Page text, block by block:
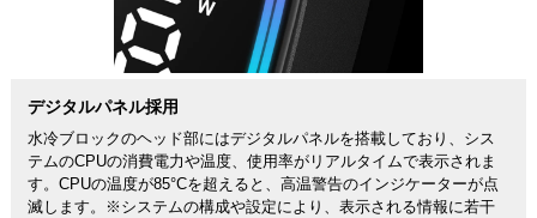
デジタルパネル採用
水冷ブロックのヘッド部にはデジタルパネルを搭載しており、シス
テムのCPUの消費電力や温度、使用率がリアルタイムで表示されま
す。CPUの温度が85°Cを超えると、高温警告のインジケーターが点
滅します。※システムの構成や設定により、表示される情報に若干